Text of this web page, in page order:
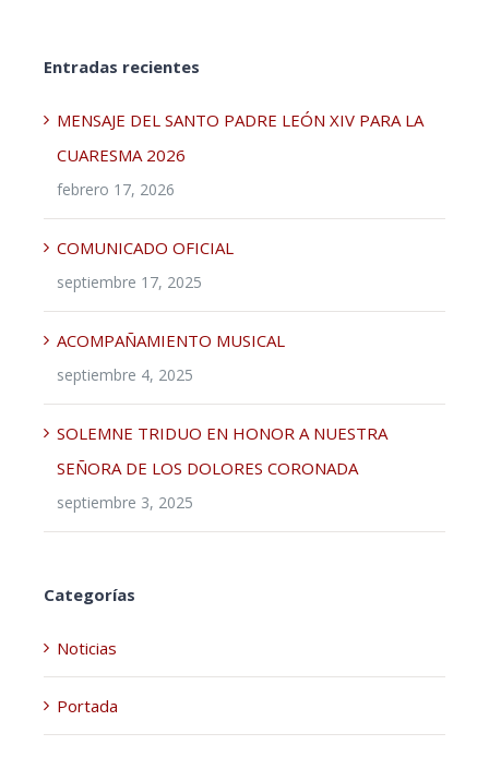
Entradas recientes
MENSAJE DEL SANTO PADRE LEÓN XIV PARA LA
CUARESMA 2026
febrero 17, 2026
COMUNICADO OFICIAL
septiembre 17, 2025
ACOMPAÑAMIENTO MUSICAL
septiembre 4, 2025
SOLEMNE TRIDUO EN HONOR A NUESTRA
SEÑORA DE LOS DOLORES CORONADA
septiembre 3, 2025
Categorías
Noticias
Portada